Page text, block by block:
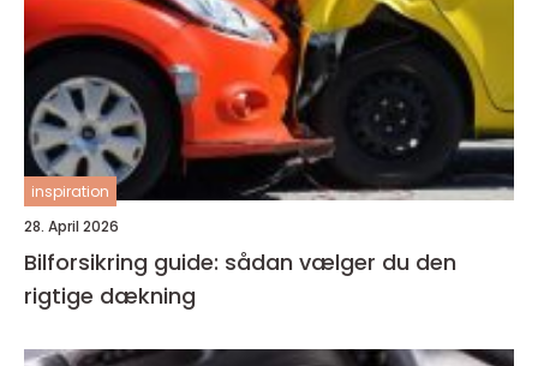
inspiration
28. April 2026
Bilforsikring guide: sådan vælger du den
rigtige dækning